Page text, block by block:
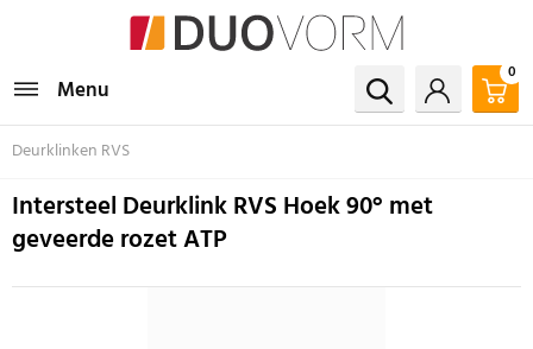
Menu
0
Deurklinken RVS
Intersteel Deurklink RVS Hoek 90° met
geveerde rozet ATP